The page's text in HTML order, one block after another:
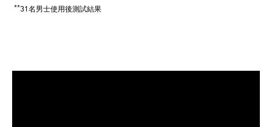
**31名男士使用後測試結果